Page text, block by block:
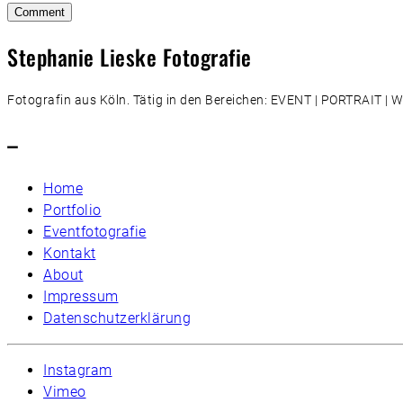
Stephanie Lieske Fotografie
Fotografin aus Köln. Tätig in den Bereichen: EVENT | PORTRAIT |
–
Home
Portfolio
Eventfotografie
Kontakt
About
Impressum
Datenschutzerklärung
Instagram
Vimeo